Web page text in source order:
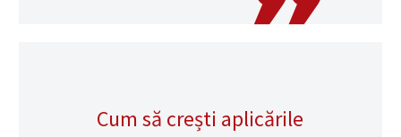
Cum să crești aplicările